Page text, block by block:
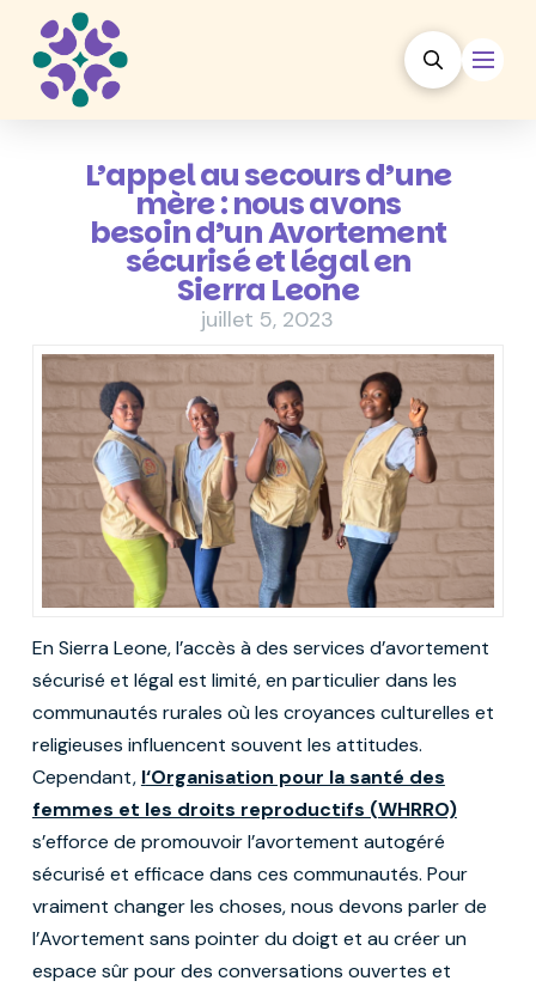
L’appel au secours d’une
mère : nous avons
besoin d’un Avortement
sécurisé et légal en
Sierra Leone
juillet 5, 2023
En Sierra Leone, l’accès à des services d’avortement
sécurisé et légal est limité, en particulier dans les
communautés rurales où les croyances culturelles et
religieuses influencent souvent les attitudes.
Cependant, l‘Organisation pour la santé des
femmes et les droits reproductifs (WHRRO)
s’efforce de promouvoir l’avortement autogéré
sécurisé et efficace dans ces communautés. Pour
vraiment changer les choses, nous devons parler de
l’Avortement sans pointer du doigt et au créer un
espace sûr pour des conversations ouvertes et